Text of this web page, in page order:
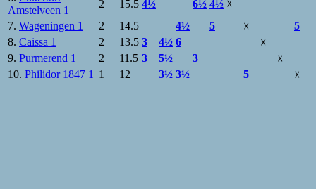
Amstelveen 1
2 15.5 4½ 6½ 4½ ☓
7. Wageningen 1 2 14.5 4½ 5 ☓
5
8. Caissa 1 2 13.5 3 4½ 6
☓
9. Purmerend 1 2 11.5 3 5½ 3
☓
10. Philidor 1847 1 1 12 3½ 3½ 5 ☓